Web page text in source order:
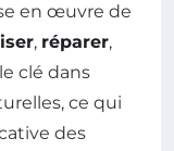
en œuvre de
, réparer,
clé dans
ce qui
des